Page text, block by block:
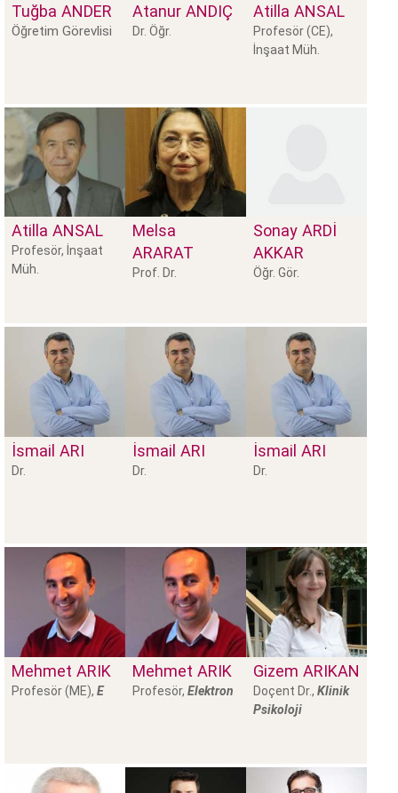
Tuğba ANDER
Öğretim Görevlisi
Atanur ANDIÇ
Dr. Öğr.
Atilla ANSAL
Profesör (CE),
İnşaat Müh.
Atilla ANSAL
Profesör, İnşaat
Müh.
Melsa
ARARAT
Prof. Dr.
Sonay ARDİ
AKKAR
Öğr. Gör.
İsmail ARI
Dr.
İsmail ARI
Dr.
İsmail ARI
Dr.
Mehmet ARIK
Profesör (ME), E
Mehmet ARIK
Profesör, Elektron
Gizem ARIKAN
Doçent Dr., Klinik
Psikoloji